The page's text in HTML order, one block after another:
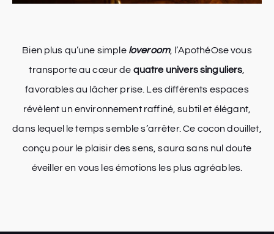
Bien plus qu’une simpleloveroom, l’ApothéOse vous
transporte au cœur de quatre univers singuliers,
favorables au lâcher prise. Les différents espaces
révèlent un environnement raffiné, subtil et élégant,
dans lequel le temps semble s’arrêter. Ce cocon douillet,
conçu pour le plaisir des sens, saura sans nul doute
éveiller en vous les émotions les plus agréables.